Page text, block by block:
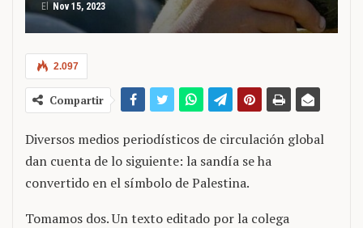
El Nov 15, 2023
2.097
Compartir
Diversos medios periodísticos de circulación global
dan cuenta de lo siguiente: la sandía se ha
convertido en el símbolo de Palestina.
Tomamos dos. Un texto editado por la colega